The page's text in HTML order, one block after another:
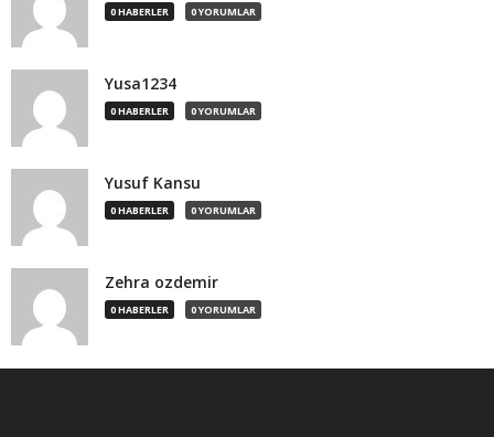
0 HABERLER 0 YORUMLAR
Yusa1234
0 HABERLER 0 YORUMLAR
Yusuf Kansu
0 HABERLER 0 YORUMLAR
Zehra ozdemir
0 HABERLER 0 YORUMLAR